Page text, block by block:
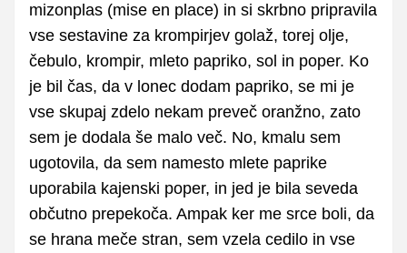
mizonplas (mise en place) in si skrbno pripravila
vse sestavine za krompirjev golaž, torej olje,
čebulo, krompir, mleto papriko, sol in poper. Ko
je bil čas, da v lonec dodam papriko, se mi je
vse skupaj zdelo nekam preveč oranžno, zato
sem je dodala še malo več. No, kmalu sem
ugotovila, da sem namesto mlete paprike
uporabila kajenski poper, in jed je bila seveda
občutno prepekoča. Ampak ker me srce boli, da
se hrana meče stran, sem vzela cedilo in vse